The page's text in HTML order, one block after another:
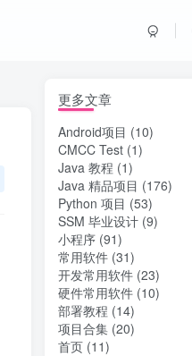
1 简介
2 需求分析
数据库设计
第四章 网站功能实现
推荐阅读
更多文章
Android项目 (10)
CMCC Test (1)
Java 教程 (1)
Java 精品项目 (176)
Python 项目 (53)
SSM 毕业设计 (9)
小程序 (91)
常用软件 (31)
开发常用软件 (23)
硬件常用软件 (10)
部署教程 (14)
项目合集 (20)
首页 (11)